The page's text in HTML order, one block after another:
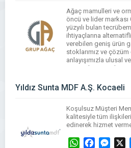
Ağaç mamulleri ve
öncü ve lider
yüzyılı bulan
ihtiyaçlarına
verebilen geniş ürün
stoklarımız ve
anlayışımızla ulusal
müşterilerimizin
WhatsApp
Facebook
Yıldız Sunta MDF A.Ş. Kocaeli
Koşulsuz Müşteri
kalitesiyle tüm
edinerek hizmet
WhatsAppFacebook